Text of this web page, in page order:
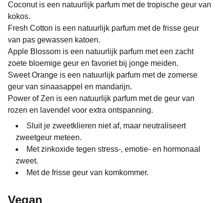
Coconut is een natuurlijk parfum met de tropische geur van
kokos.
Fresh Cotton is een natuurlijk parfum met de frisse geur
van pas gewassen katoen.
Apple Blossom is een natuurlijk parfum met een zacht
zoete bloemige geur en favoriet bij jonge meiden.
Sweet Orange is een natuurlijk parfum met de zomerse
geur van sinaasappel en mandarijn.
Power of Zen is een natuurlijk parfum met de geur van
rozen en lavendel voor extra ontspanning.
Sluit je zweetklieren niet af, maar neutraliseert
zweetgeur meteen.
Met zinkoxide tegen stress-, emotie- en hormonaal
zweet.
Met de frisse geur van komkommer.
Vegan